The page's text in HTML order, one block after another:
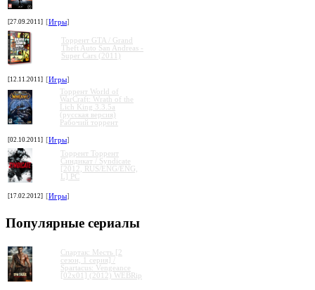
[27.09.2011] [Игры]
Торрент GTA / Grand
Theft Auto San Andreas -
Super Cars (2011)
[12.11.2011] [Игры]
Торрент World of
WarCraft: Wrath of the
Lich King 3.3.5a
(русская версия)
Рабочий торрент
[02.10.2011] [Игры]
Торрент Торрент
Cиндикат / Syndicate
[2012, RUS/ENG/ENG,
L] PC
[17.02.2012] [Игры]
Популярные сериалы
Спартак: Месть [2
сезон, 1 серия] /
Spartacus: Vengeance
[02x01] (2012) WEBRip